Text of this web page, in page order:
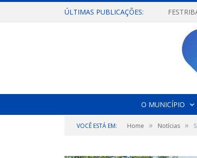
ÚLTIMAS PUBLICAÇÕES:
O MUNICÍPIO
VOCÊ ESTÁ EM: Home » Notícias »